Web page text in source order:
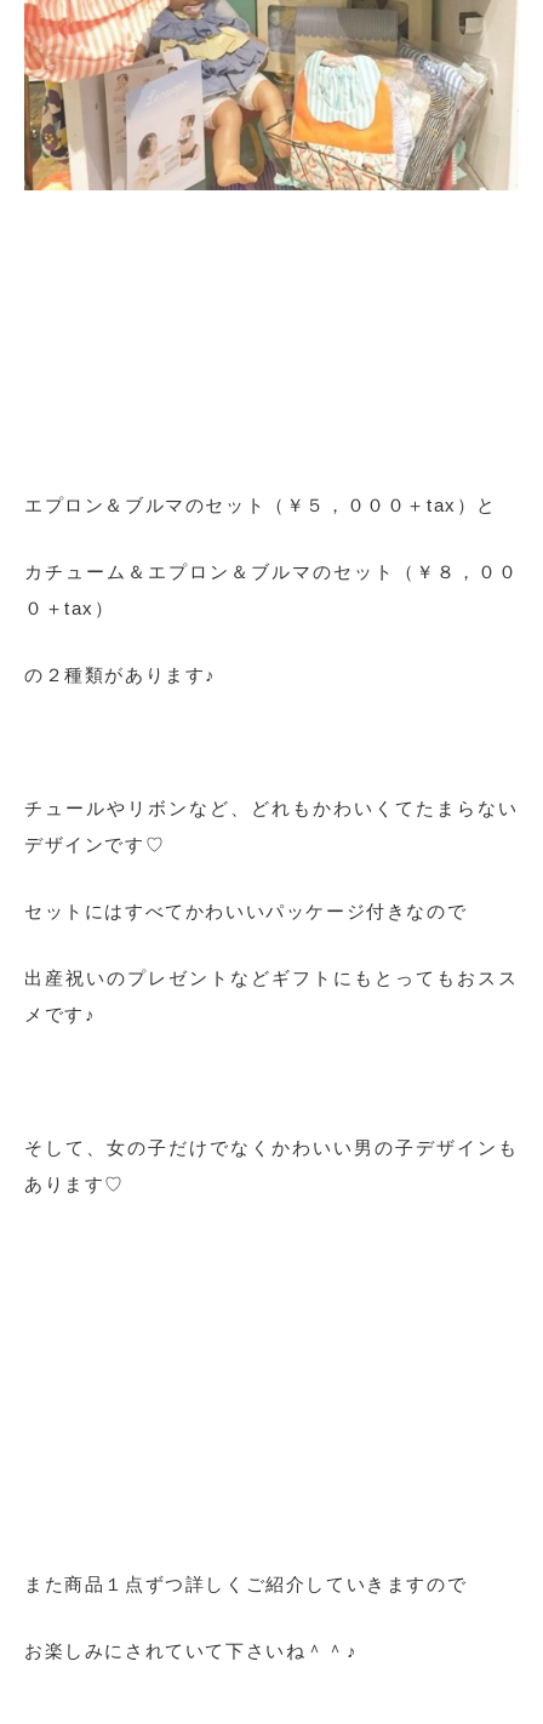
エプロン＆ブルマのセット（￥５，０００＋tax）と
カチューム＆エプロン＆ブルマのセット（￥８，００
０＋tax）
の２種類があります♪
チュールやリボンなど、どれもかわいくてたまらない
デザインです♡
セットにはすべてかわいいパッケージ付きなので
出産祝いのプレゼントなどギフトにもとってもおスス
メです♪
そして、女の子だけでなくかわいい男の子デザインも
あります♡
また商品１点ずつ詳しくご紹介していきますので
お楽しみにされていて下さいね＾＾♪